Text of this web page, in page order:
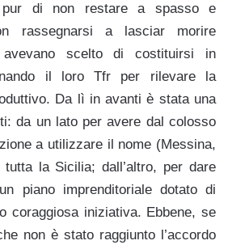
di non restare a spasso e
rassegnarsi a lasciar morire
avevano scelto di costituirsi in
il loro Tfr per rilevare la
Da lì in avanti è stata una
da un lato per avere dal colosso
a utilizzare il nome (Messina,
la Sicilia; dall’altro, per dare
piano imprenditoriale dotato di
coraggiosa iniziativa. Ebbene, se
non è stato raggiunto l’accordo